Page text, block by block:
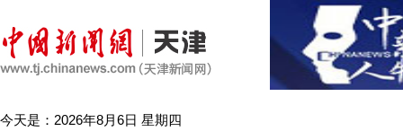
今天是：2026年8月6日 星期四